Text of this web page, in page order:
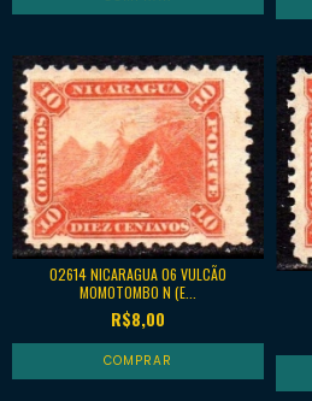
02614 NICARAGUA 06 VULCÃO
MOMOTOMBO N (E...
R$8,00